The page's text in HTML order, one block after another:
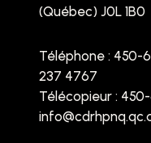
(Québec) J0L 1B0
Téléphone : 450-
237 4767
Télécopieur :